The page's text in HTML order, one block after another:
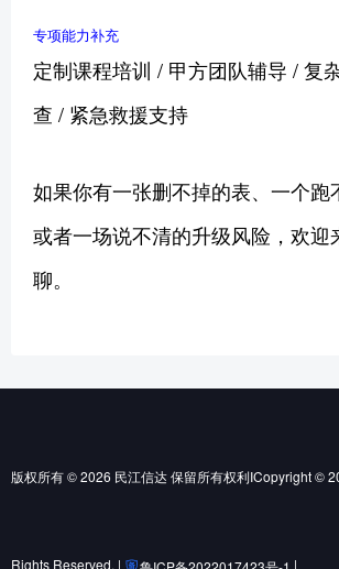
专项能力补充
定制课程培训 / 甲方团队辅导 / 复
查 / 紧急救援支持
如果你有一张删不掉的表、一个跑
或者一场说不清的升级风险，欢迎
聊。
版权所有 © 2026 民江信达 保留所有权利ICopyright ©
Rights Reserved. | |